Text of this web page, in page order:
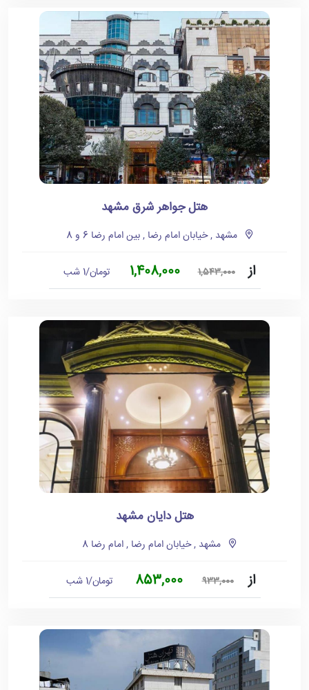
هتل جواهر شرق مشهد
مشهد , خیابان امام رضا , بین امام رضا 6 و 8
از 1,543,000
1,408,000 تومان/1 شب
هتل دایان مشهد
مشهد , خیابان امام رضا , امام رضا 8
از 933,000
853,000 تومان/1 شب